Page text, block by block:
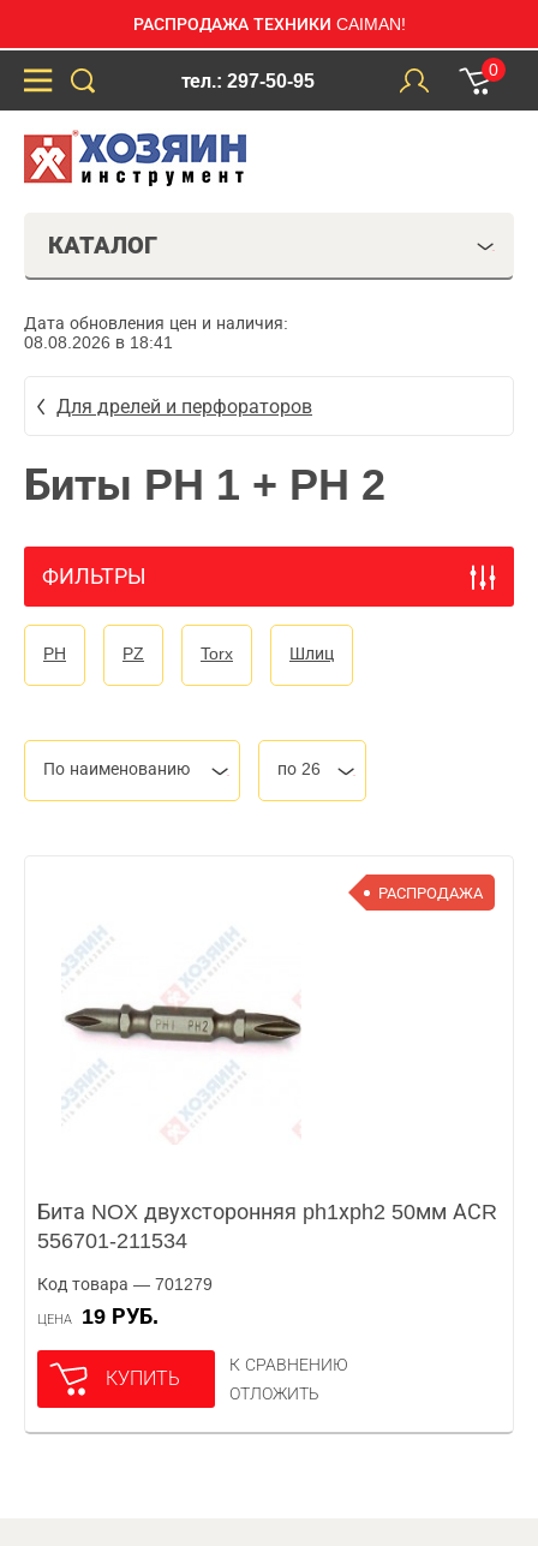
РАСПРОДАЖА ТЕХНИКИ CAIMAN!
тел.: 297-50-95
0
КАТАЛОГ
Дата обновления цен и наличия:
08.08.2026 в 18:41
Для дрелей и перфораторов
Биты PH 1 + PH 2
ФИЛЬТРЫ
PH PZ Torx Шлиц
По наименованию по 26
РАСПРОДАЖА
Бита NOX двухсторонняя ph1хph2 50мм АСR
556701-211534
Код товара — 701279
ЦЕНА 19 РУБ.
КУПИТЬ
К СРАВНЕНИЮ
ОТЛОЖИТЬ